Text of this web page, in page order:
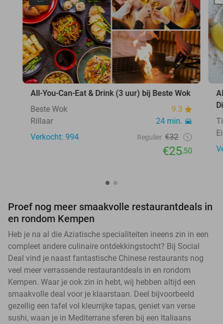
All-You-Can-Eat & Drink (3 uur) bij Beste Wok
Beste Wok
9.3
Rillaar
24 min.
Verkocht: 994
Regulier €32
€25,50
Proef nog meer smaakvolle restaurantdeals in
en rondom Kempen
Heb je na al die Aziatische specialiteiten ineens zin in een
compleet andere culinaire ontdekkingstocht? Bij Social
Deal vind je naast fantastische Chinese restaurants nog
veel meer verrassende restaurantdeals in en rondom
Kempen. Waar je ook zin in hebt, wij hebben altijd een
smaakvolle deal voor je klaarstaan. Deel bijvoorbeeld
gezellig een tafel vol kleurrijke tapas, geniet van verse
sushi, waan je in Mediterrane sferen bij een Italiaans